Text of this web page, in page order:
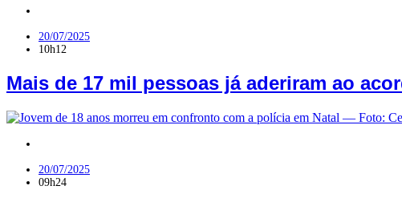
20/07/2025
10h12
Mais de 17 mil pessoas já aderiram ao
20/07/2025
09h24